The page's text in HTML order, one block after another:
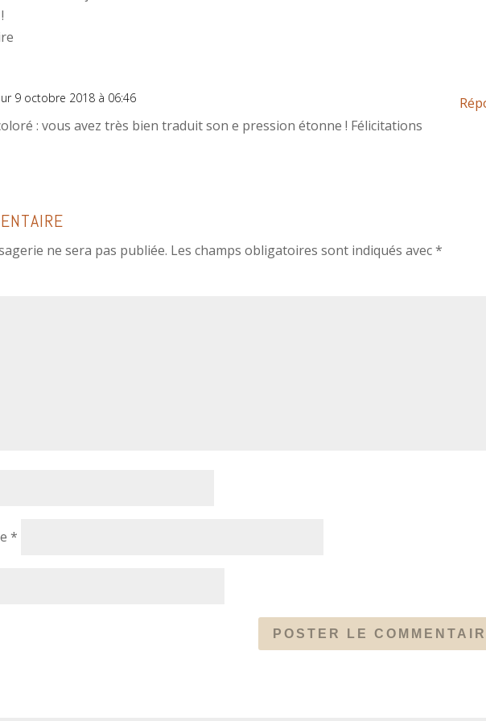
9 octobre 2018 à 06:46
: vous avez très bien traduit son e pression étonne ! Félicitations
ne sera pas publiée. Les champs obligatoires sont indiqués avec*
*